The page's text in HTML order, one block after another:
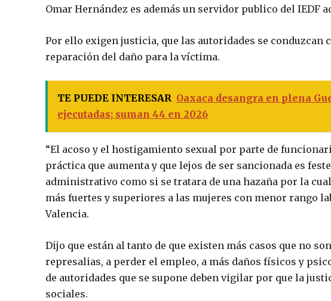
Omar Hernández es además un servidor publico del IEDF
Por ello exigen justicia, que las autoridades se conduzcan
reparación del daño para la víctima.
TE PUEDE INTERESAR Oaxaca desangra en plena
ejecutadas; suman 44 en 2026
“El acoso y el hostigamiento sexual por parte de
práctica que aumenta y que lejos de ser sancionada es
administrativo como si se tratara de una hazaña por la
más fuertes y superiores a las mujeres con menor rango
Valencia.
Dijo que están al tanto de que existen más casos que no
represalias, a perder el empleo, a más daños físicos y
de autoridades que se supone deben vigilar por que la
sociales.